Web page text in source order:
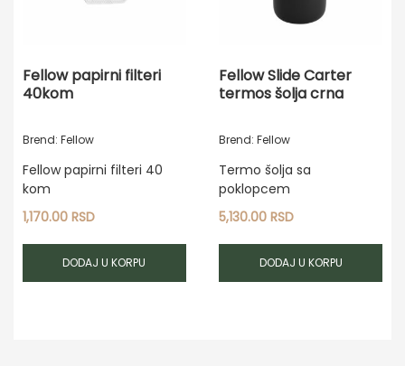
Fellow papirni filteri
40kom
Brend: Fellow
Fellow papirni filteri 40
kom
1,170.00 RSD
DODAJ U KORPU
Fellow Slide Carter
termos šolja crna
Brend: Fellow
Termo šolja sa
poklopcem
5,130.00RSD
DODAJ U KORPU